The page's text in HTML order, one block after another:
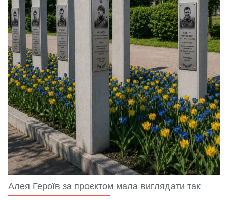
Алея Героїв за проєктом мала виглядати так